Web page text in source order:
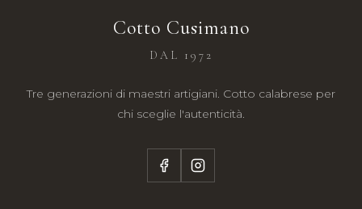
Cotto Cusimano
DAL 1972
Tre generazioni di maestri artigiani. Cotto calabrese per
chi sceglie l'autenticità.